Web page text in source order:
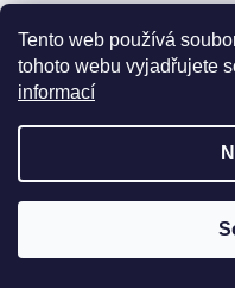
Tento web používá
tohoto webu vyjadřujete
informací
Stříbrný náramek